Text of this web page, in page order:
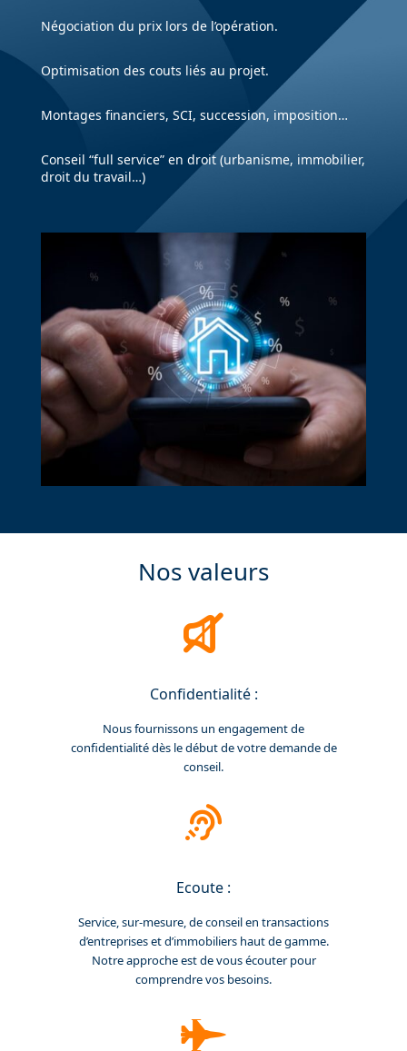
Négociation du prix lors de l’opération.
Optimisation des couts liés au projet.
Montages financiers, SCI, succession, imposition…
Conseil “full service” en droit (urbanisme, immobilier,
droit du travail…)
Nos valeurs
Confidentialité :
Nous fournissons un engagement de
confidentialité dès le début de votre demande de
conseil.
Ecoute :
Service, sur-mesure, de conseil en transactions
d’entreprises et d’immobiliers haut de gamme.
Notre approche est de vous écouter pour
comprendre vos besoins.